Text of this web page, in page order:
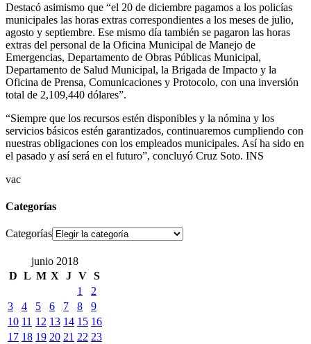
Destacó asimismo que “el 20 de diciembre pagamos a los policías
municipales las horas extras correspondientes a los meses de julio,
agosto y septiembre. Ese mismo día también se pagaron las horas
extras del personal de la Oficina Municipal de Manejo de
Emergencias, Departamento de Obras Públicas Municipal,
Departamento de Salud Municipal, la Brigada de Impacto y la
Oficina de Prensa, Comunicaciones y Protocolo, con una inversión
total de 2,109,440 dólares”.
“Siempre que los recursos estén disponibles y la nómina y los
servicios básicos estén garantizados, continuaremos cumpliendo con
nuestras obligaciones con los empleados municipales. Así ha sido en
el pasado y así será en el futuro”, concluyó Cruz Soto. INS
vac
Categorías
Categorías
junio 2018
D L M X J V S
1
2
3
4 5 6 7 8
9
10 11 12 13 14 15 16
17 18 19 20 21 22 23